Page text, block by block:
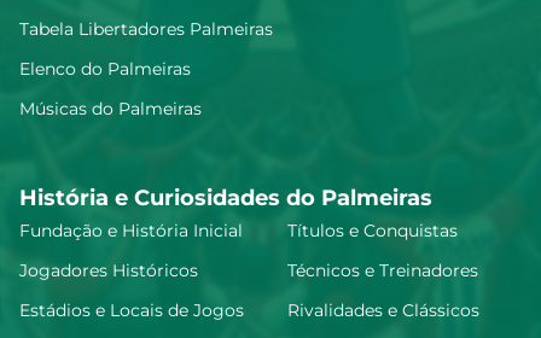
Tabela Libertadores Palmeiras
Elenco do Palmeiras
Músicas do Palmeiras
História e Curiosidades do Palmeiras
Fundação e História Inicial
Títulos e Conquistas
Jogadores Históricos
Técnicos e Treinadores
Estádios e Locais de Jogos
Rivalidades e Clássicos